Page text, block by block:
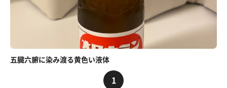
五臓六腑に染み渡る黄色い液体
1